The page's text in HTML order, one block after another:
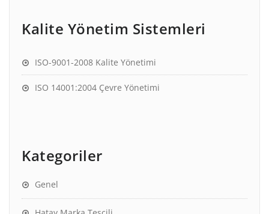
Kalite Yönetim Sistemleri
ISO-9001-2008 Kalite Yönetimi
ISO 14001:2004 Çevre Yönetimi
Kategoriler
Genel